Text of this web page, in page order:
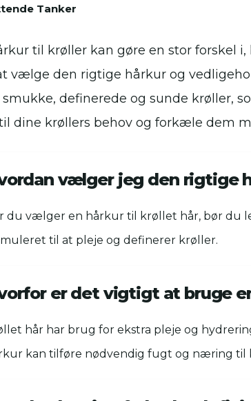
Tanker
til krøller kan gøre en stor forskel
vælge den rigtige hårkur og
definerede og sunde krøller,
dine krøllers behov og forkæle dem
vælger jeg den rigtige
du vælger en hårkur til krøllet hår, bør du
til at pleje og definerer krøller.
er det vigtigt at bruge
hår har brug for ekstra pleje og
kan tilføre nødvendig fugt og næring til